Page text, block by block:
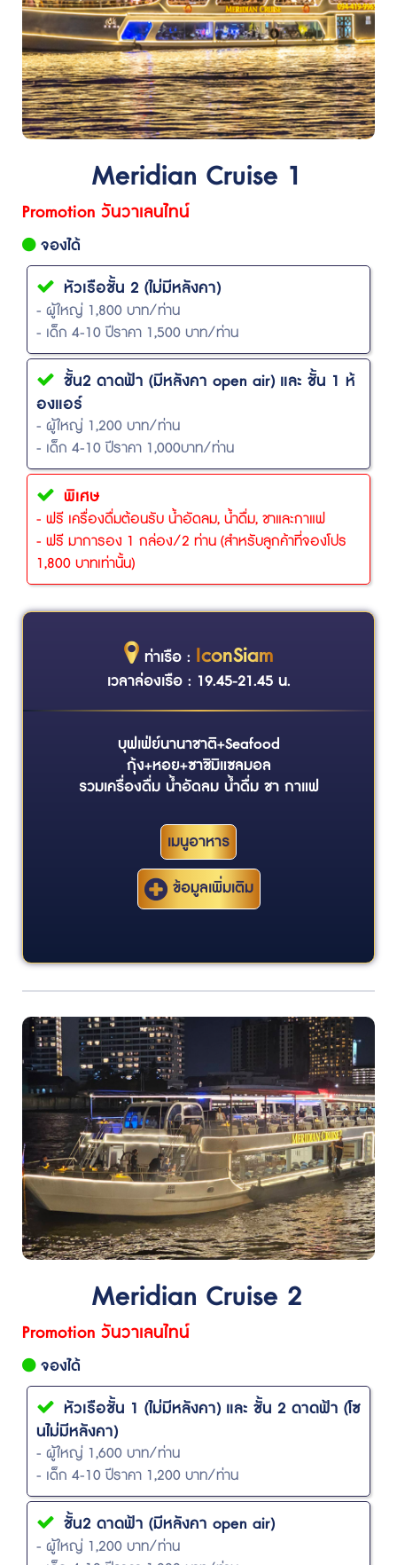
Meridian Cruise 1
Promotion วันวาเลนไทน์
จองได้
หัวเรือชั้น 2 (ไม่มีหลังคา)
- ผู้ใหญ่ 1,800 บาท/ท่าน
- เด็ก 4-10 ปีราคา 1,500 บาท/ท่าน
ชั้น2 ดาดฟ้า (มีหลังคา open air) และ ชั้น 1 ห้
องแอร์
- ผู้ใหญ่ 1,200 บาท/ท่าน
- เด็ก 4-10 ปีราคา 1,000บาท/ท่าน
พิเศษ
- ฟรี เครื่องดื่มต้อนรับ น้ำอัดลม, น้ำดื่ม, ชาและกาแฟ
- ฟรี มาการอง 1 กล่อง/2 ท่าน (สำหรับลูกค้าที่จองโปร
1,800 บาทเท่านั้น)
ท่าเรือ : IconSiam
เวลาล่องเรือ : 19.45-21.45 น.
บุฟเฟ่ย์นานาชาติ+Seafood
กุ้ง+หอย+ซาชิมิแซลมอล
รวมเครื่องดื่ม น้ำอัดลม น้ำดื่ม ชา กาแฟ
เมนูอาหาร
ข้อมูลเพิ่มเติม
Meridian Cruise 2
Promotion วันวาเลนไทน์
จองได้
หัวเรือชั้น 1 (ไม่มีหลังคา) และ ชั้น 2 ดาดฟ้า (โซ
นไม่มีหลังคา)
- ผู้ใหญ่ 1,600 บาท/ท่าน
- เด็ก 4-10 ปีราคา 1,200 บาท/ท่าน
ชั้น2 ดาดฟ้า (มีหลังคา open air)
- ผู้ใหญ่ 1,200 บาท/ท่าน